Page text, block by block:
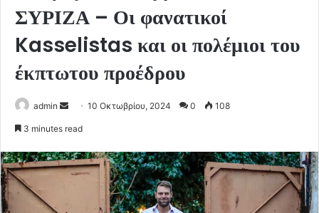
ΣΥΡΙΖΑ – Οι φανατικοί
Kasselistas και οι πολέμιοι του
έκπτωτου προέδρου
admin
Send10 Οκτωβρίου, 2024 0 108
3 minutes read